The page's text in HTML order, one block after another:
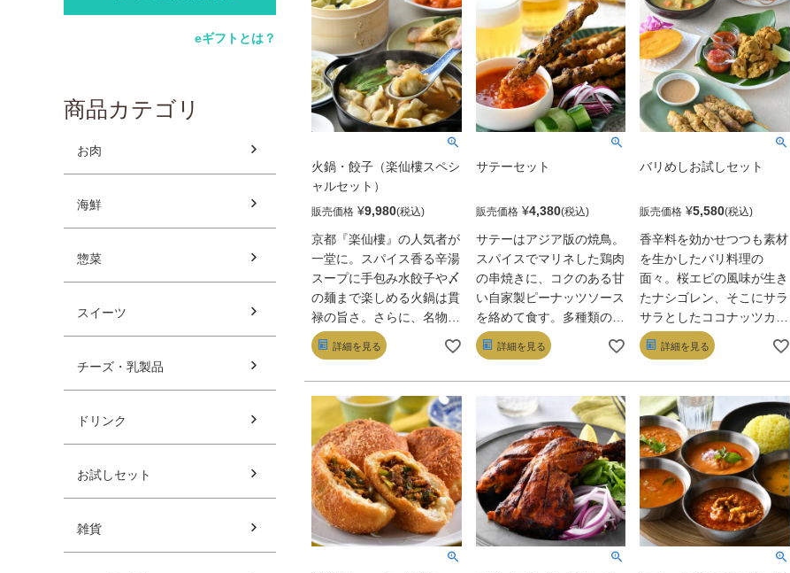
eギフトとは？
商品カテゴリ
お肉
海鮮
惣菜
スイーツ
チーズ・乳製品
ドリンク
お試しセット
雑貨
火鍋・餃子（楽仙樓スペシ
ャルセット）
販売価格 ¥9,980
京都『楽仙樓』の人気者が
一堂に。スパイス香る辛湯
スープに手包み水餃子や〆
の麺まで楽しめる火鍋は貫
禄の旨さ。さらに、名物の
セロリ入り水餃子、焼餃子
に春巻き、旨辛＆プリプリ
した逸品揃い。本格中華を
囲んで呑みたい日におすす
め。
詳細を見る
サテーセット
販売価格 ¥4,380
サテーはアジア版の焼鳥。
スパイスでマリネした鶏肉
の串焼きに、コクのある甘
い自家製ピーナッツソース
を絡めて食す。多種類のス
パイスと、肉の旨みや交錯
する複雑な香り、甘やかな
ア流だ。マレーシア人シェ
フが作る故郷の味をどう
ぞ。
詳細を見る
バリめしお試しセット
販売価格 ¥5,580
香辛料を効かせつつも素材
を生かしたバリ料理の
面々。桜エビの風味が生き
たナシゴレン、そこにサラ
サラとしたココナッツカレ
ーをかけても◎。ピーナッ
ツソースと和えるサテ（串
ンはビールのお供に。デザ
ートや調味料まで付くのも
頼もしい。
詳細を見る